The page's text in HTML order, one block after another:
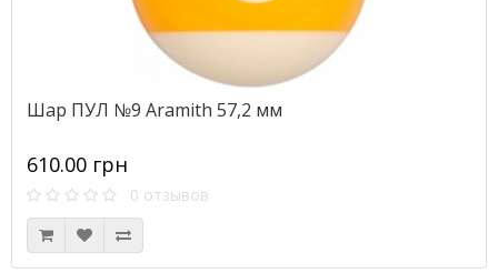
Шар ПУЛ №9 Aramith 57,2 мм
610.00 грн
0 отзывов